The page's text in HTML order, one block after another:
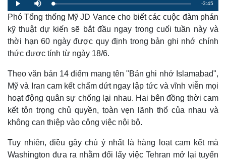
P
l
a
y
M
u
t
e
L
o
a
d
e
d
2
.
7
2
R
e
m
n
T
i
-3:45
Phó Tổng thống Mỹ JD Vance cho biết các cuộc đàm phán
kỹ thuật dự kiến sẽ bắt đầu ngay trong cuối tuần này và
thời hạn 60 ngày được quy định trong bản ghi nhớ chính
thức được tính từ ngày 18/6.
Theo văn bản 14 điểm mang tên "Bản ghi nhớ Islamabad",
Mỹ và Iran cam kết chấm dứt ngay lập tức và vĩnh viễn mọi
hoạt động quân sự chống lại nhau. Hai bên đồng thời cam
kết tôn trọng chủ quyền, toàn vẹn lãnh thổ của nhau và
không can thiệp vào công việc nội bộ.
Tuy nhiên, điều gây chú ý nhất là hàng loạt cam kết mà
Washington đưa ra nhằm đổi lấy việc Tehran mở lại tuyến